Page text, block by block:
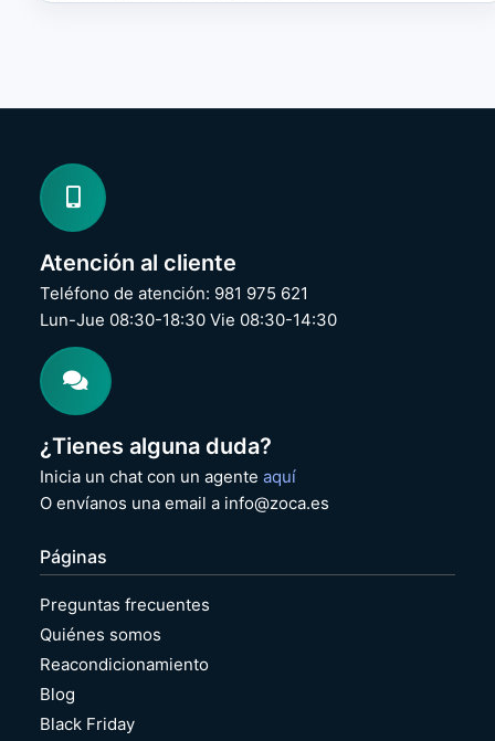
Atención al cliente
Teléfono de atención: 981 975 621
Lun-Jue 08:30-18:30 Vie 08:30-14:30
¿Tienes alguna duda?
Inicia un chat con un agenteaquí
O envíanos una email a info@zoca.es
Páginas
Preguntas frecuentes
Quiénes somos
Reacondicionamiento
Blog
Black Friday